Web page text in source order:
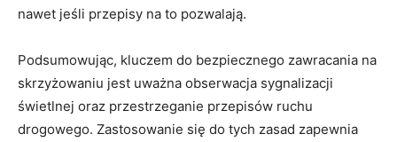
nawet jeśli przepisy na to pozwalają.
Podsumowując, kluczem do bezpiecznego zawracania na
skrzyżowaniu jest uważna obserwacja sygnalizacji
świetlnej oraz przestrzeganie przepisów ruchu
drogowego. Zastosowanie się do tych zasad zapewnia